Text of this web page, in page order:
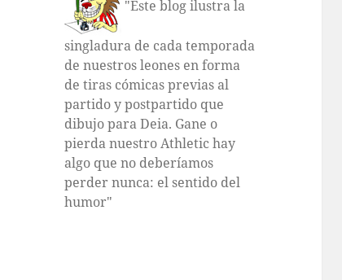
"Este blog ilustra la
singladura de cada temporada
de nuestros leones en forma
de tiras cómicas previas al
partido y postpartido que
dibujo para Deia. Gane o
pierda nuestro Athletic hay
algo que no deberíamos
perder nunca: el sentido del
humor"